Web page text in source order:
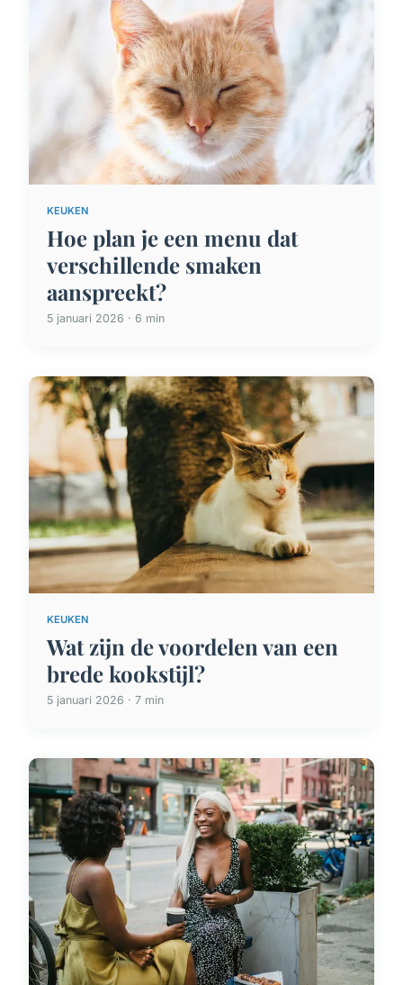
KEUKEN
Hoe plan je een menu dat
verschillende smaken
aanspreekt?
5 januari 2026 · 6 min
KEUKEN
Wat zijn de voordelen van een
brede kookstijl?
5 januari 2026 · 7 min